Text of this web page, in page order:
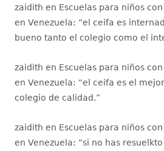
zaidith en Escuelas para niños
en Venezuela: “el ceifa es
bueno tanto el colegio como el
zaidith en Escuelas para niños
en Venezuela: “el ceifa es el
colegio de calidad.”
zaidith en Escuelas para niños
en Venezuela: “si no has